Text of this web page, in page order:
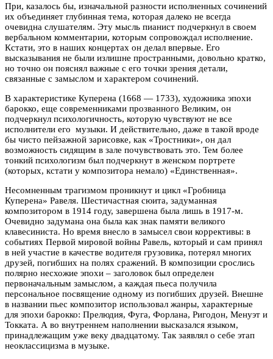
При, казалось бы, изначальной разности исполненных сочинений
их объединяет глубинная тема, которая далеко не всегда
очевидна слушателям. Эту мысль пианист подчеркнул в своем
вербальном комментарии, которым сопровождал исполнение.
Кстати, это в наших концертах он делал впервые. Его
высказывания не были излишне пространными, довольно кратко,
но точно он пояснял важные с его точки зрения детали,
связанные с замыслом и характером сочинений.
В характеристике Куперена (1668 — 1733), художника эпохи
барокко, еще современниками прозванного Великим, он
подчеркнул психологичность, которую чувствуют не все
исполнители его музыки. И действительно, даже в такой вроде
бы чисто пейзажной зарисовке, как «Тростники», он дал
возможность сидящим в зале почувствовать это. Тем более
тонкий психологизм был подчеркнут в женском портрете
(которых, кстати у композитора немало) «Единственная».
Несомненным трагизмом проникнут и цикл «Гробница
Куперена» Равеля. Шестичастная сюита, задуманная
композитором в 1914 году, завершена была лишь в 1917-м.
Очевидно задумана она была как знак памяти великого
клавесиниста. Но время внесло в замысел свои коррективы: в
событиях Первой мировой войны Равель, который и сам принял
в ней участие в качестве водителя грузовика, потерял многих
друзей, погибших на полях сражений. В композиции срослись
полярно несхожие эпохи – заголовок был определен
первоначальным замыслом, а каждая пьеса получила
персональное посвящение одному из погибших друзей. Внешне
в названии пьес композитор использовал жанры, характерные
для эпохи барокко: Прелюдия, Фуга, Форлана, Ригодон, Менуэт и
Токката. А во внутреннем наполнении высказался языком,
принадлежащим уже веку двадцатому. Так заявлял о себе этап
неоклассицизма в музыке.